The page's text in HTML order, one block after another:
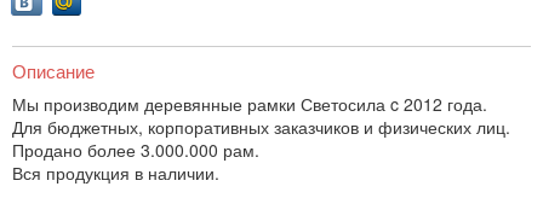
Описание
Мы производим деревянные рамки Светосила c 2012 года.
Для бюджетных, корпоративных заказчиков и физических лиц.
Продано более 3.000.000 рам.
Вся продукция в наличии.